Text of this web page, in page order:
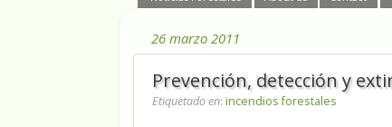
26 marzo 2011
Prevención, detección y
Etiquetado en: incendios forestales